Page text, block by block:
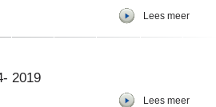
Lees meer
2019
Lees meer